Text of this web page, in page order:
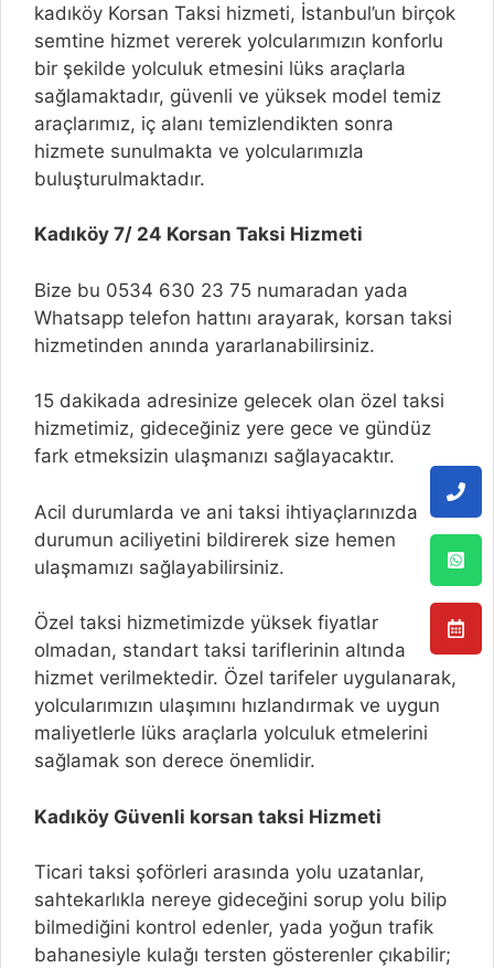
kadıköy Korsan Taksi hizmeti, İstanbul’un birçok
semtine hizmet vererek yolcularımızın konforlu
bir şekilde yolculuk etmesini lüks araçlarla
sağlamaktadır, güvenli ve yüksek model temiz
araçlarımız, iç alanı temizlendikten sonra
hizmete sunulmakta ve yolcularımızla
buluşturulmaktadır.
Kadıköy 7/ 24 Korsan Taksi Hizmeti
Bize bu 0534 630 23 75 numaradan yada
Whatsapp telefon hattını arayarak, korsan taksi
hizmetinden anında yararlanabilirsiniz.
15 dakikada adresinize gelecek olan özel taksi
hizmetimiz, gideceğiniz yere gece ve gündüz
fark etmeksizin ulaşmanızı sağlayacaktır.
Acil durumlarda ve ani taksi ihtiyaçlarınızda
durumun aciliyetini bildirerek size hemen
ulaşmamızı sağlayabilirsiniz.
Özel taksi hizmetimizde yüksek fiyatlar
olmadan, standart taksi tariflerinin altında
hizmet verilmektedir. Özel tarifeler uygulanarak,
yolcularımızın ulaşımını hızlandırmak ve uygun
maliyetlerle lüks araçlarla yolculuk etmelerini
sağlamak son derece önemlidir.
Kadıköy Güvenli korsan taksi Hizmeti
Ticari taksi şoförleri arasında yolu uzatanlar,
sahtekarlıkla nereye gideceğini sorup yolu bilip
bilmediğini kontrol edenler, yada yoğun trafik
bahanesiyle kulağı tersten gösterenler çıkabilir;